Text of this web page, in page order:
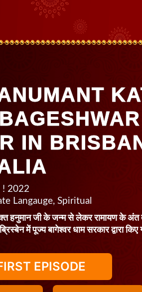
IN
! 2022
Langauge, Spiritual
हनुमान जी के जन्म से लेकर रामायण के
में पूज्य बागेश्वर धाम सरकार द्वारा
EPISODE